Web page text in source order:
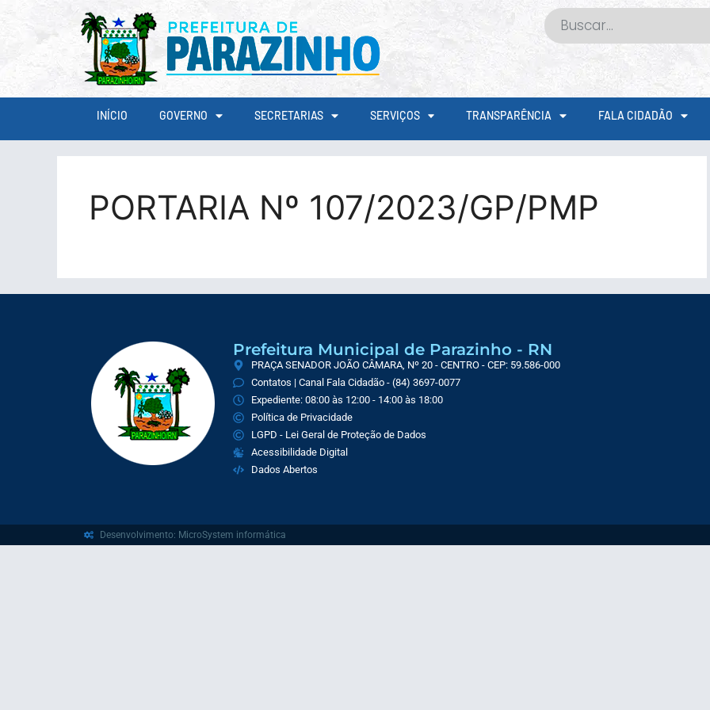
INÍCIO GOVERNO SECRETARIAS SERVIÇOS TRANSPARÊNCIA FALA CIDADÃO
PORTARIA Nº 107/2023/GP/PMP
Prefeitura Municipal de Parazinho - RN
PRAÇA SENADOR JOÃO CÂMARA, Nº 20 - CENTRO - CEP: 59.586-000
Contatos | Canal Fala Cidadão - (84) 3697-0077
Expediente: 08:00 às 12:00 - 14:00 às 18:00
Política de Privacidade
LGPD - Lei Geral de Proteção de Dados
Acessibilidade Digital
Dados Abertos
Desenvolvimento: MicroSystem informática